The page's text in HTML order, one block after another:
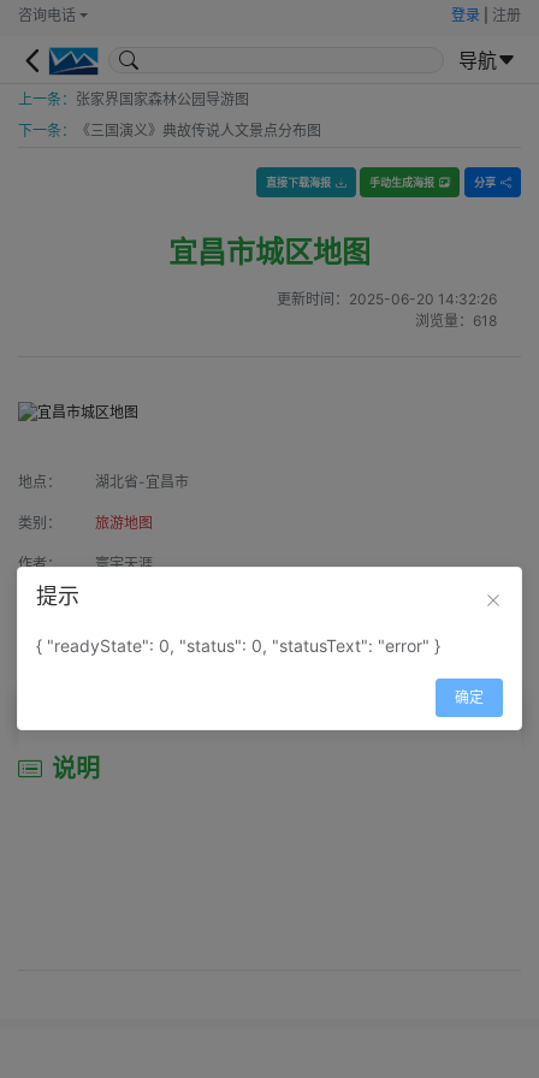
咨询电话 登录 注册
导航
上一条： 张家界国家森林公园导游图
下一条：
《三国演义》典故传说人文景点分布图
直接下载海报 手动生成海报 分享
宜昌市城区地图
更新时间： 2025-06-20 14:32:26
浏览量： 618
地点： 湖北省-宜昌市
类别： 旅游地图
作者： 寰宇天涯
来源：
属性： 地图属性： 地图类型-城市城区图
说明
提示
{ "readyState": 0, "status": 0, "statusText": "error" }
确定